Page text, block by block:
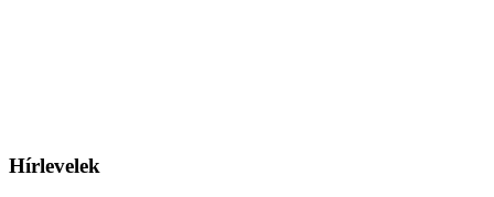
Hírlevelek